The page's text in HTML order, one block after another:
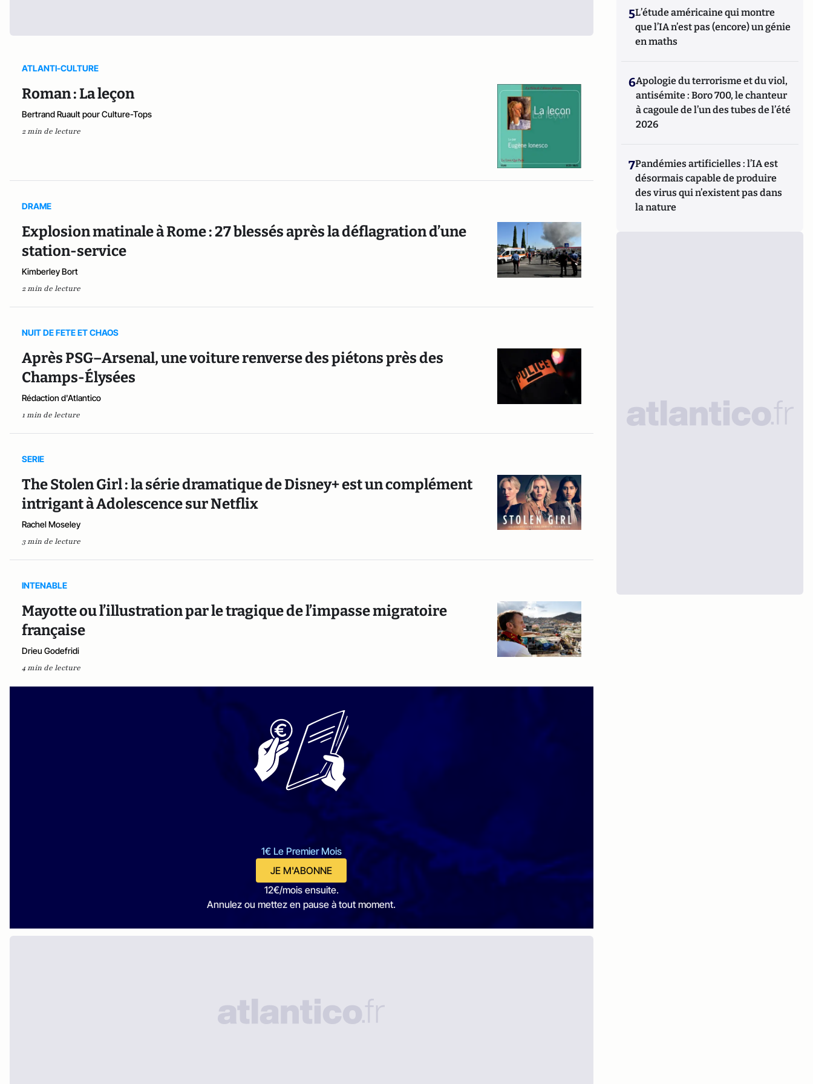
ATLANTI-CULTURE
Roman : La leçon
Bertrand Ruault pour Culture-Tops
2 min de lecture
DRAME
Explosion matinale à Rome : 27 blessés après la déflagration d’une
station-service
Kimberley Bort
2 min de lecture
NUIT DE FETE ET CHAOS
Après PSG–Arsenal, une voiture renverse des piétons près des
Champs-Élysées
Rédaction d'Atlantico
1 min de lecture
SERIE
The Stolen Girl : la série dramatique de Disney+ est un complément
intrigant à Adolescence sur Netflix
Rachel Moseley
3 min de lecture
INTENABLE
Mayotte ou l’illustration par le tragique de l’impasse migratoire
française
Drieu Godefridi
4 min de lecture
1€ Le Premier Mois
JE M'ABONNE
12€/mois ensuite.
Annulez ou mettez en pause à tout moment.
5L’étude américaine qui montre
que l’IA n’est pas (encore) un génie
en maths
6Apologie du terrorisme et du viol,
antisémite : Boro 700, le chanteur
à cagoule de l’un des tubes de l’été
2026
7Pandémies artificielles : l’IA est
désormais capable de produire
des virus qui n’existent pas dans
la nature